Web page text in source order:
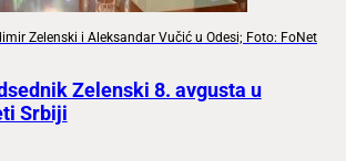
Zelenski i Aleksandar Vučić u Odesi; Foto: FoNet
Zelenski 8. avgusta u
Srbiji